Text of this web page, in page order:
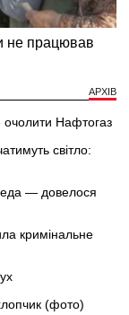
АРХІВ
Нафтогаз
світло:
— довелося
кримінальне
(фото)